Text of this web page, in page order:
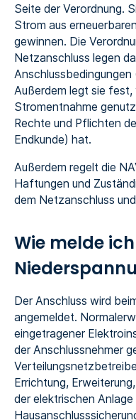
Seite der Verordnung.
Strom aus
gewinnen. Die
Netzanschluss legen
Außerdem legt sie
Stromentnahme
Rechte und Pflichten
Endkunde) hat.
Außerdem regelt die
Haftungen und
dem Netzanschluss
Wie melde
Der Anschluss wird
angemeldet.
eingetragener
der Anschlussnehmer
Errichtung,
der elektrischen